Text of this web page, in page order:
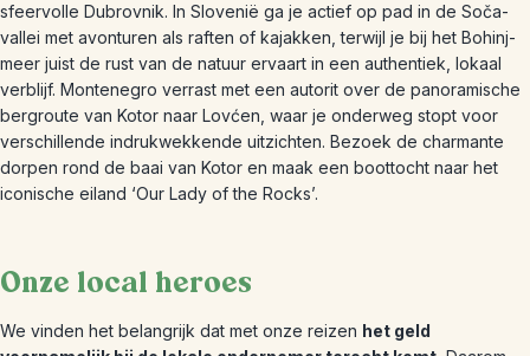
sfeervolle Dubrovnik. In Slovenië ga je actief op pad in de Soča-
vallei met avonturen als raften of kajakken, terwijl je bij het Bohinj-
meer juist de rust van de natuur ervaart in een authentiek, lokaal
verblijf. Montenegro verrast met een autorit over de panoramische
bergroute van Kotor naar Lovćen, waar je onderweg stopt voor
verschillende indrukwekkende uitzichten. Bezoek de charmante
dorpen rond de baai van Kotor en maak een boottocht naar het
iconische eiland ‘Our Lady of the Rocks’.
Onze local heroes
We vinden het belangrijk dat met onze reizen het geld